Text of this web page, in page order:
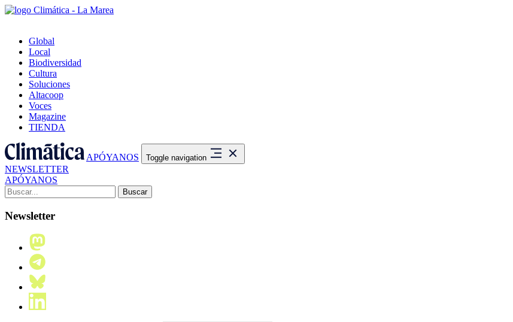
Global
Local
Biodiversidad
Cultura
Soluciones
Altacoop
Voces
Magazine
TIENDA
APÓYANOS Toggle navigation
NEWSLETTER
APÓYANOS
Buscar:
Newsletter